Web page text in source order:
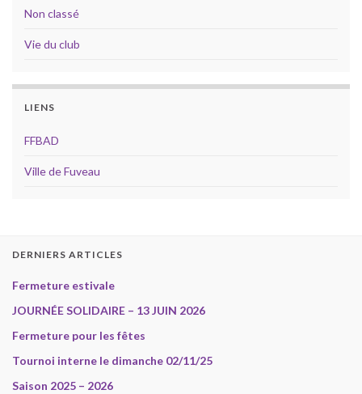
Non classé
Vie du club
LIENS
FFBAD
Ville de Fuveau
DERNIERS ARTICLES
Fermeture estivale
JOURNÉE SOLIDAIRE – 13 JUIN 2026
Fermeture pour les fêtes
Tournoi interne le dimanche 02/11/25
Saison 2025 – 2026